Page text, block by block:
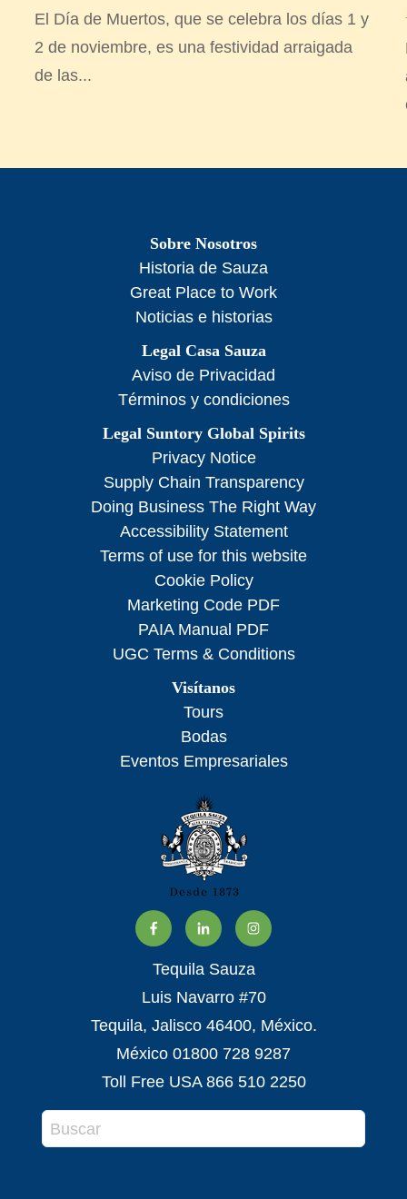
El Día de Muertos, que se celebra los días 1 y
2 de noviembre, es una festividad arraigada
de las...
Tequila Sauza
Luis Navarro #70
Tequila, Jalisco 46400, México.
México 01800 728 9287
Toll Free USA 866 510 2250
Sobre Nosotros
Historia de Sauza
Great Place to Work
Noticias e historias
Legal Casa Sauza
Aviso de Privacidad
Términos y condiciones
Legal Suntory Global Spirits
Privacy Notice
Supply Chain Transparency
Doing Business The Right Way
Accessibility Statement
Terms of use for this website
Cookie Policy
Marketing Code PDF
PAIA Manual PDF
UGC Terms & Conditions
Visítanos
Tours
Bodas
Eventos Empresariales